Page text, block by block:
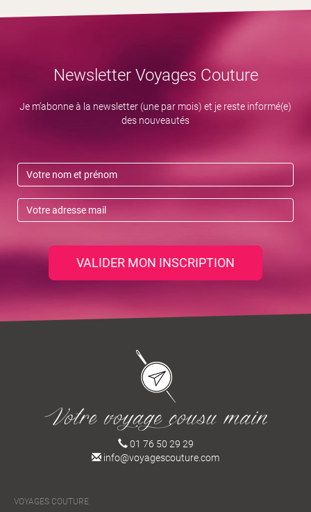
Newsletter Voyages Couture
Je m’abonne à la newsletter (une par mois) et je reste informé(e)
des nouveautés
VALIDER MON INSCRIPTION
01 76 50 29 29
info@voyagescouture.com
VOYAGES COUTURE